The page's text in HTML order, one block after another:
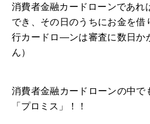
消費者金融カードローンであれ
でき、その日のうちにお金を借
行カードロ―ンは審査に数日か
ん）
消費者金融カードローンの中で
「プロミス」！！